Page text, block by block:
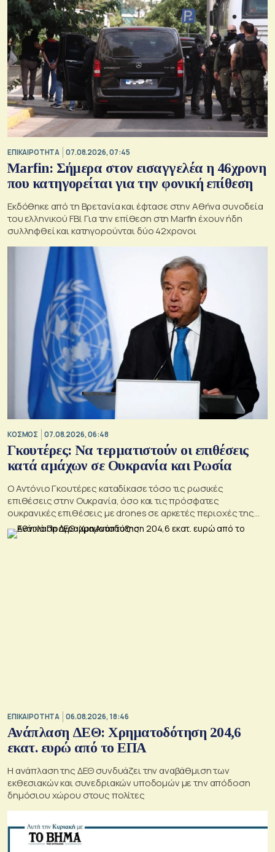
ΕΠΙΚΑΙΡΟΤΗΤΑ 07.08.2026, 07:45
Marfin: Σήμερα στον εισαγγελέα η 46χρονη
που κατηγορείται για την φονική επίθεση
Εκδόθηκε από τη Βρετανία και έφτασε στην Αθήνα συνοδεία
του ελληνικού FBI. Για την επίθεση στη Marfin έχουν ήδη
συλληφθεί και κατηγορούνται δύο 42χρονοι
ΚΟΣΜΟΣ 07.08.2026, 06:48
Γκουτέρες: Να τερματιστούν οι επιθέσεις
κατά αμάχων σε Ουκρανία και Ρωσία
Ο Αντόνιο Γκουτέρες καταδίκασε τόσο τις ρωσικές
επιθέσεις στην Ουκρανία, όσο και τις πρόσφατες
ουκρανικές επιθέσεις με drones σε αρκετές περιοχές της
Ρωσίας, οι οποίες προκάλεσαν απώλειες μεταξύ αμάχων και
ζημιές σε μη στρατιωτικές υποδομές.
ΕΠΙΚΑΙΡΟΤΗΤΑ 06.08.2026, 18:46
Ανάπλαση ΔΕΘ: Χρηματοδότηση 204,6
εκατ. ευρώ από το ΕΠΑ
Η ανάπλαση της ΔΕΘ συνδυάζει την αναβάθμιση των
εκθεσιακών και συνεδριακών υποδομών με την απόδοση
δημόσιου χώρου στους πολίτες